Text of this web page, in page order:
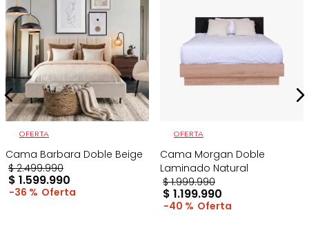
OFERTA
Cama Barbara Doble Beige
$ 2.499.990
$ 1.599.990
36 %
OFERTA
Cama Morgan Doble
Laminado Natural
$ 1.999.990
$ 1.199.990
40 %